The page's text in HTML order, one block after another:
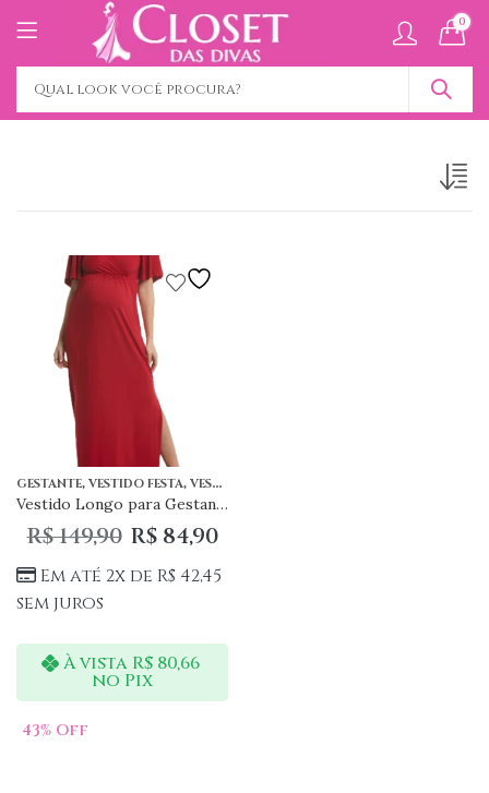
0
GESTANTE, VESTIDO FESTA, VESTIDO LONGO
Vestido Longo para Gestantes e Amamentação com Manga
R$149,90 R$84,90
Em até 2x de R$ 42,45
sem juros
À vista R$80,66
no Pix
43% Off